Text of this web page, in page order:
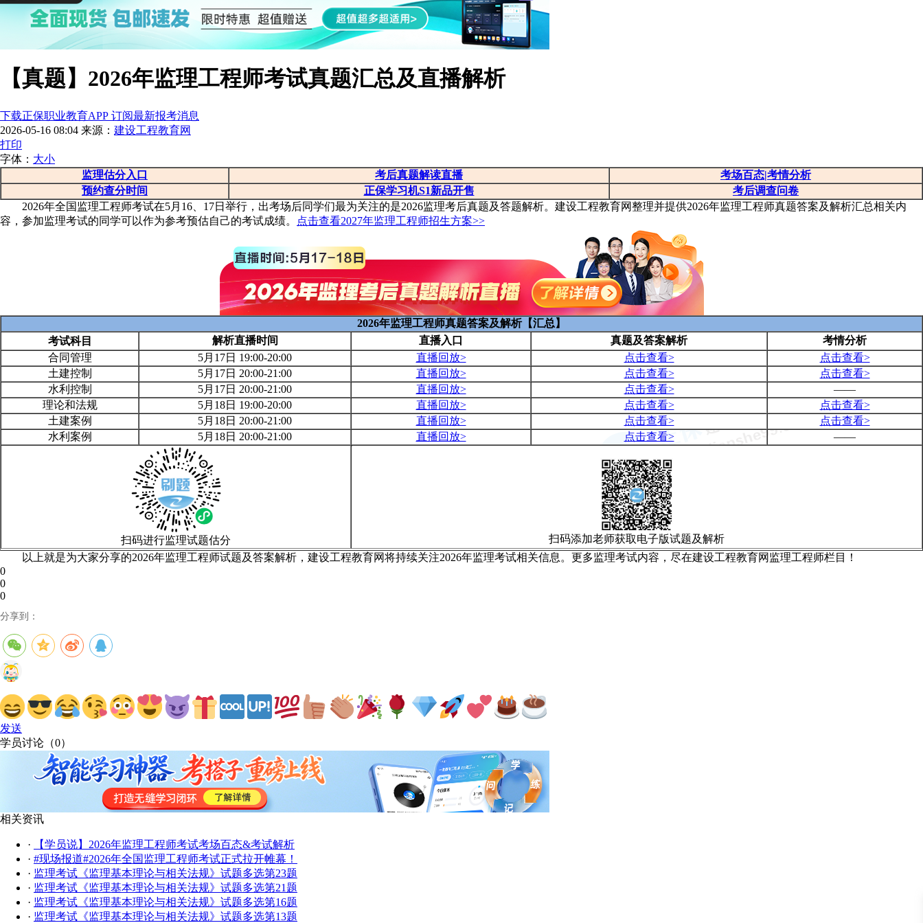
【真题】2026年监理工程师考试真题汇总及直播解析
下载正保职业教育APP 订阅最新报考消息
2026-05-16 08:04 来源： 建设工程教育网
打印
字体： 大小
监理估分入口
考后真题解读直播
考场百态|考情分析
预约查分时间
正保学习机S1新品开售
考后调查问卷
2026年全国监理工程师考试在5月16、17日举行，出考场后同学们最为关注的是2026监理考后真题及答题解析。建设工程教育网整理并提供2026年监理工程师真题答案及解析汇总相关内
容，参加监理考试的同学可以作为参考预估自己的考试成绩。
点击查看2027年监理工程师招生方案>>
2026年监理工程师真题答案及解析【汇总】
考试科目
解析直播时间 直播入口 真题及答案解析
考情分析
合同管理
5月17日 19:00-20:00 直播回放> 点击查看>
点击查看>
土建控制
5月17日 20:00-21:00 直播回放> 点击查看>
点击查看>
水利控制
5月17日 20:00-21:00 直播回放> 点击查看>
——
理论和法规
5月18日 19:00-20:00 直播回放> 点击查看>
点击查看>
土建案例
5月18日 20:00-21:00 直播回放> 点击查看>
点击查看>
水利案例
5月18日 20:00-21:00 直播回放> 点击查看> ——
扫码进行监理试题估分
扫码添加老师获取电子版试题及解析
以上就是为大家分享的2026年监理工程师试题及答案解析，建设工程教育网将持续关注2026年监理考试相关信息。更多监理考试内容，尽在建设工程教育网监理工程师栏目！
0
0
0
分享到：
发送
学员讨论（0）
相关资讯
·
【学员说】2026年监理工程师考试考场百态&考试解析
· #现场报道#2026年全国监理工程师考试正式拉开帷幕！
· 监理考试《监理基本理论与相关法规》试题多选第23题
· 监理考试《监理基本理论与相关法规》试题多选第21题
· 监理考试《监理基本理论与相关法规》试题多选第16题
· 监理考试《监理基本理论与相关法规》试题多选第13题